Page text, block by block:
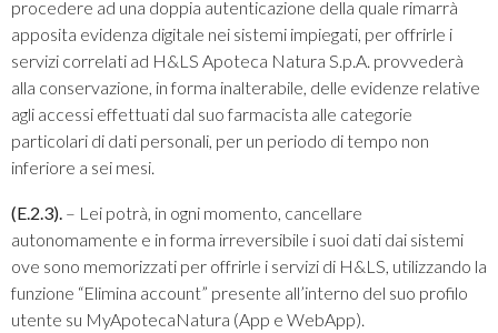
procedere ad una doppia autenticazione della quale rimarrà
apposita evidenza digitale nei sistemi impiegati, per offrirle i
servizi correlati ad H&LS Apoteca Natura S.p.A. provvederà
alla conservazione, in forma inalterabile, delle evidenze relative
agli accessi effettuati dal suo farmacista alle categorie
particolari di dati personali, per un periodo di tempo non
inferiore a sei mesi.
(E.2.3). – Lei potrà, in ogni momento, cancellare
autonomamente e in forma irreversibile i suoi dati dai sistemi
ove sono memorizzati per offrirle i servizi di H&LS, utilizzando la
funzione “Elimina account” presente all’interno del suo profilo
utente su MyApotecaNatura (App e WebApp).